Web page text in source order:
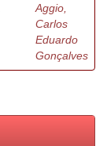
Aggio,
Carlos
Eduardo
Gonçalves